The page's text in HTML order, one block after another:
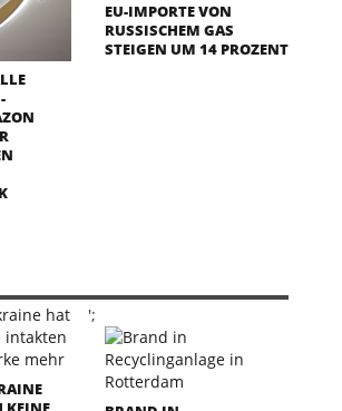
B
F
EU-IMPORTE VON
RUSSISCHEM GAS
STEIGEN UM 14 PROZENT
';